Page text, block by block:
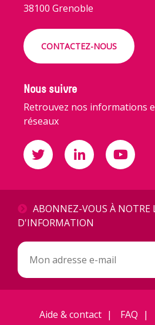
38100 Grenoble
CONTACTEZ-NOUS
Nous suivre
Retrouvez nos informations
réseaux
ABONNEZ-VOUS À NOTRE
D'INFORMATION
Inscription
la
newsletter
Aide & contact
FAQ